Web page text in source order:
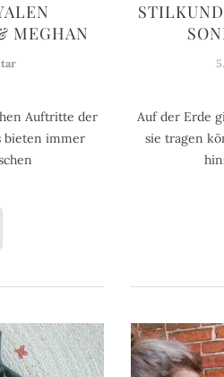
MEGHAN
Auftritte der
bieten immer
Auf der Erde
sie tragen